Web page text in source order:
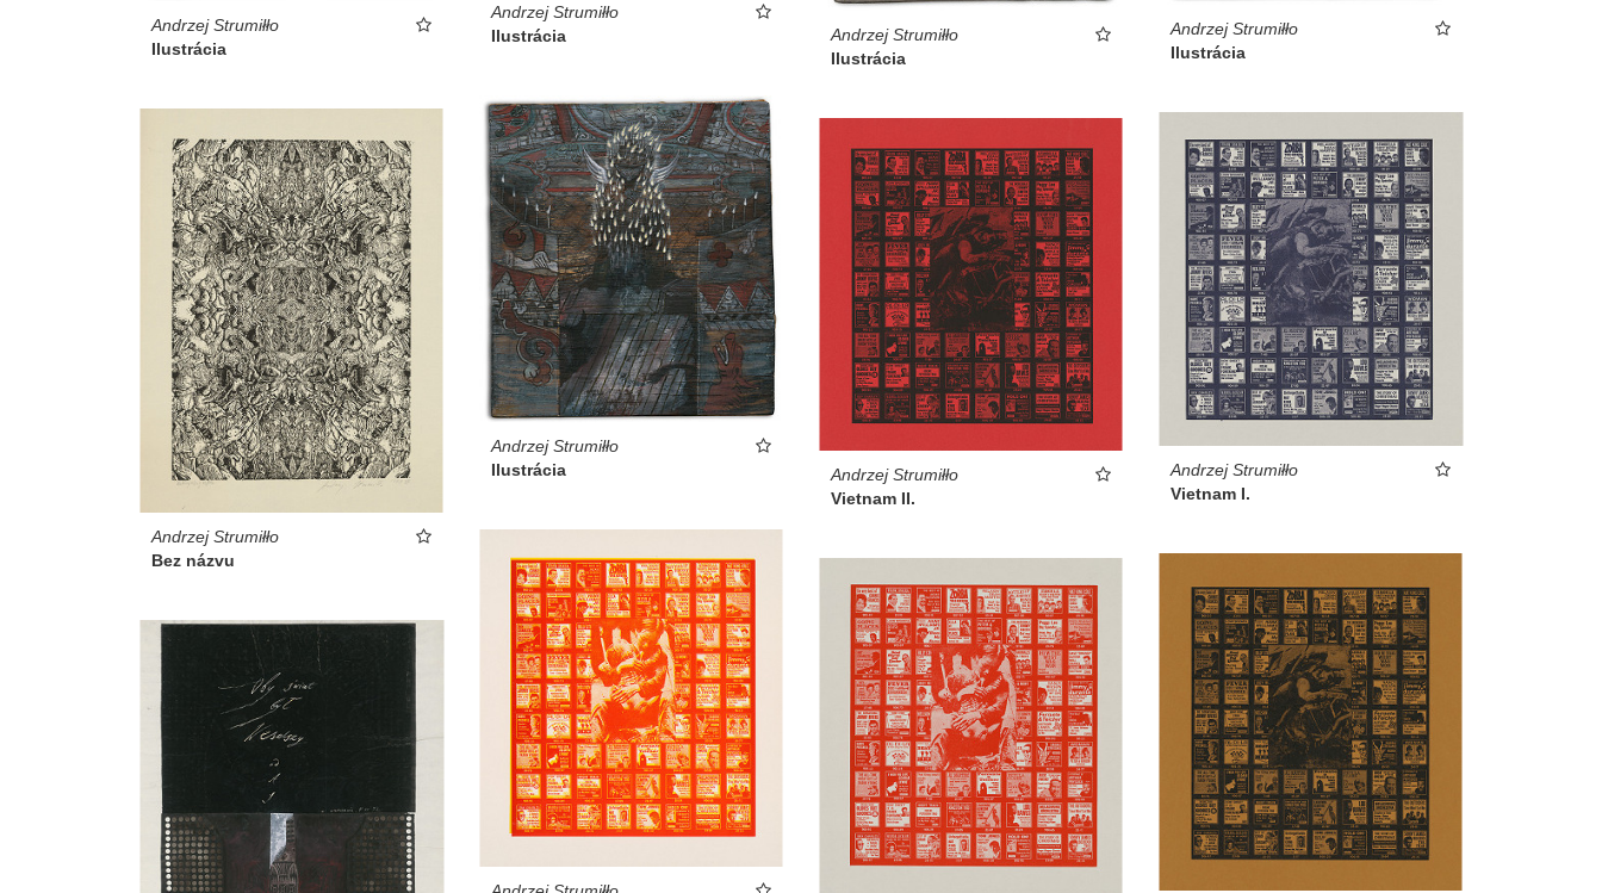
Andrzej Strumiłło
Ilustrácia
Andrzej Strumiłło
Ilustrácia
Andrzej Strumiłło
Ilustrácia
Andrzej Strumiłło
Ilustrácia
Andrzej Strumiłło
Ilustrácia
Andrzej Strumiłło
Bez názvu
Andrzej Strumiłło
Vietnam I.
Andrzej Strumiłło
Vietnam II.